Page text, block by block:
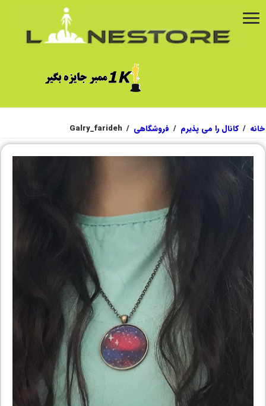
خانه / کانال را می پذیرم / فروشگاهی /
Galry_farideh